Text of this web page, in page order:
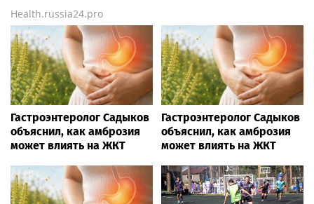
Health.russia24.pro
Гастроэнтеролог Садыков
объяснил, как амброзия
может влиять на ЖКТ
Гастроэнтеролог Садыков
объяснил, как амброзия
может влиять на ЖКТ